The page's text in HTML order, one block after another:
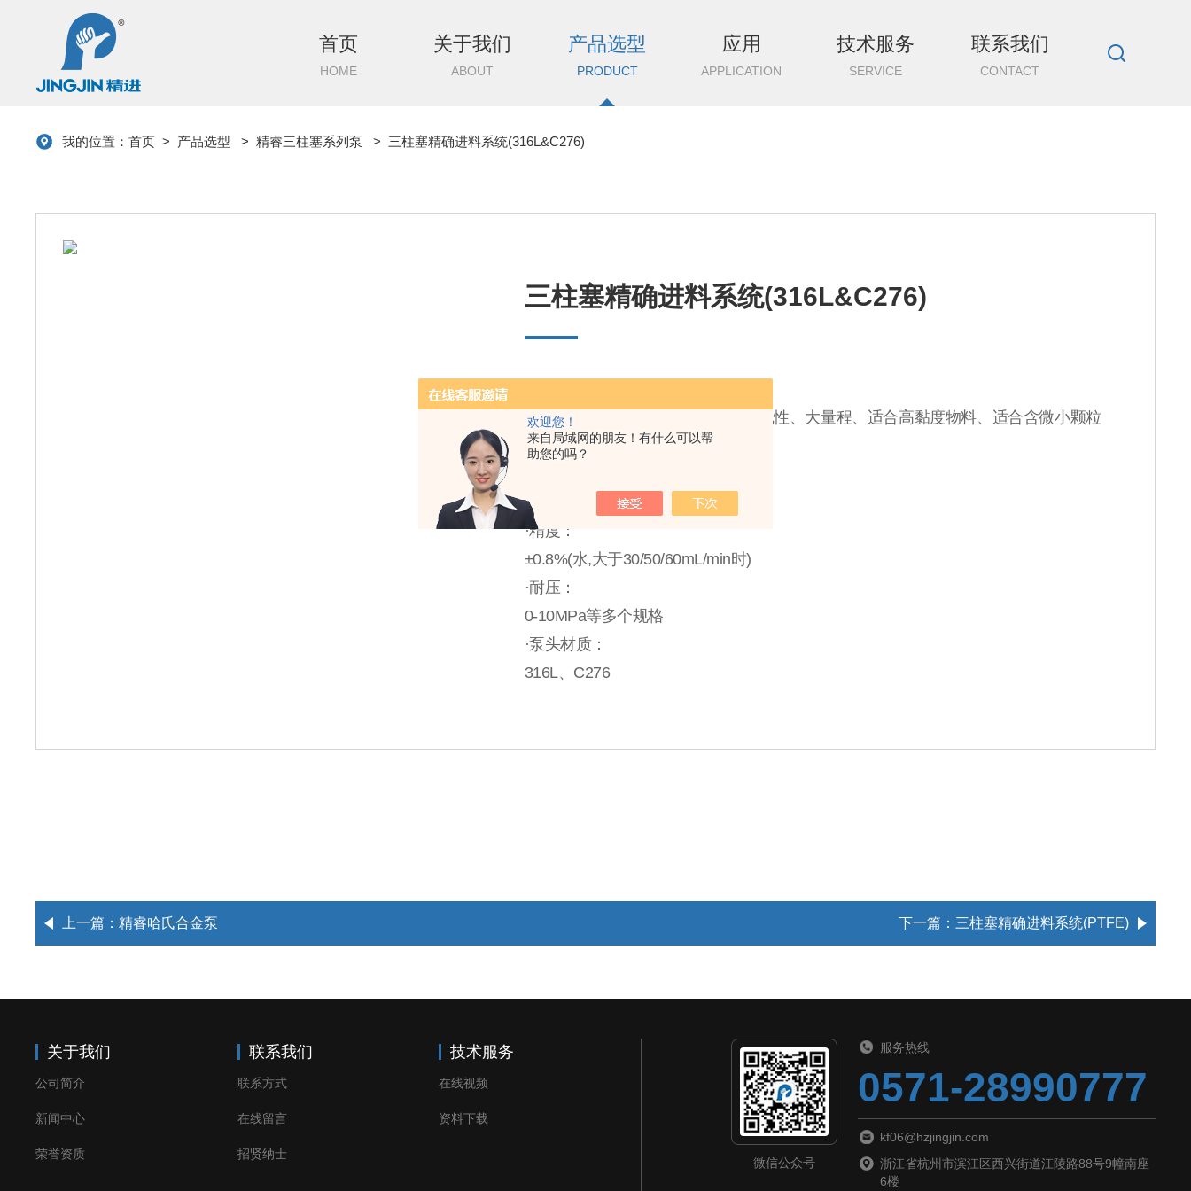
欢迎您！
来自局域网的朋友！有什么可以帮
助您的吗？
首页
HOME
关于我们
ABOUT
产品选型
PRODUCT
应用
APPLICATION
技术服务
SERVICE
联系我们
CONTACT
我的位置：首页 > 产品选型 >精睿三柱塞系列泵 > 三柱塞精确进料系统(316L&C276)
三柱塞精确进料系统(316L&C276)
稳定、三柱塞微脉动、高精度、高线性、大量程、适合高黏度物料、适合含微小颗粒
液体、耐腐蚀、有CE证书
0-3000mL/min等多个规格
·精度：
±0.8%(水,大于30/50/60mL/min时)
·耐压：
0-10MPa等多个规格
·泵头材质：
316L、C276
上一篇：精睿哈氏合金泵 下一篇： 三柱塞精确进料系统(PTFE)
关于我们
公司简介
新闻中心
荣誉资质
联系我们
联系方式
在线留言
招贤纳士
技术服务
在线视频
资料下载
微信公众号
服务热线
0571-28990777
kf06@hzjingjin.com
浙江省杭州市滨江区西兴街道江陵路88号9幢南座
6楼